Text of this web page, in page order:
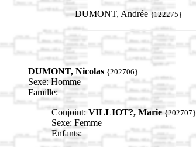
DUMONT, Andrée {122275}
DUMONT, Nicolas {202706}
Sexe: Homme
Famille:
Conjoint: VILLIOT?, Marie {202707}
Sexe: Femme
Enfants: